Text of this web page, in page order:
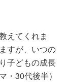
えてくれま
すが、いつの
子どもの成長
・30代後半）